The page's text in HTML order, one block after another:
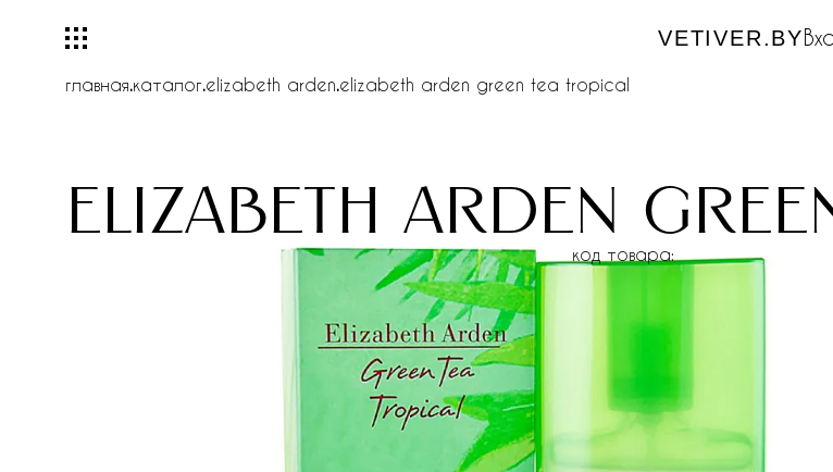
VETIVER.BY
главная.каталог.elizabeth arden.elizabeth arden green tea tropical
elizabeth arden
код товара: